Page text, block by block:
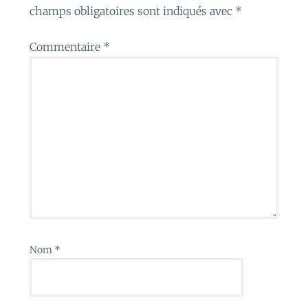
champs obligatoires sont indiqués avec *
Commentaire *
Nom *